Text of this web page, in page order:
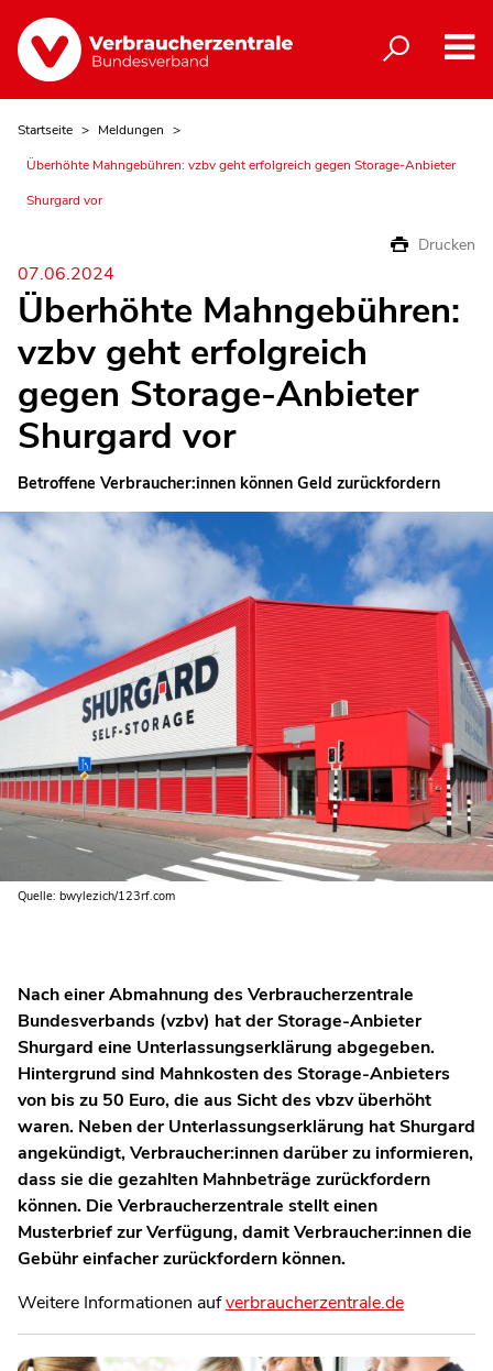
Startseite
Meldungen
Überhöhte Mahngebühren: vzbv geht erfolgreich gegen Storage-Anbieter
Shurgard vor
Drucken
07.06.2024
Überhöhte Mahngebühren:
vzbv geht erfolgreich
gegen Storage-Anbieter
Shurgard vor
Betroffene Verbraucher:innen können Geld zurückfordern
Quelle: bwylezich/123rf.com
Nach einer Abmahnung des Verbraucherzentrale
Bundesverbands (vzbv) hat der Storage-Anbieter
Shurgard eine Unterlassungserklärung abgegeben.
Hintergrund sind Mahnkosten des Storage-Anbieters
von bis zu 50 Euro, die aus Sicht des vbzv überhöht
waren. Neben der Unterlassungserklärung hat Shurgard
angekündigt, Verbraucher:innen darüber zu informieren,
dass sie die gezahlten Mahnbeträge zurückfordern
können. Die Verbraucherzentrale stellt einen
Musterbrief zur Verfügung, damit Verbraucher:innen die
Gebühr einfacher zurückfordern können.
Weitere Informationen aufverbraucherzentrale.de